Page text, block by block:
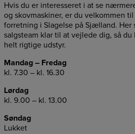
Hvis du er interesseret i at se
og skovmaskiner, er du velkommen
forretning i Slagelse på Sjælland. Her
salgsteam klar til at vejlede dig, så
helt rigtige udstyr.
Mandag – Fredag
kl. 7.30 – kl. 16.30
Lørdag
kl. 9.00 – kl. 13.00
Søndag
Lukket